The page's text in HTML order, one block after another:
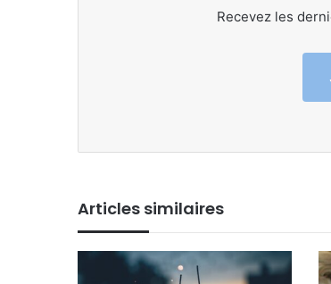
Recevez les
Articles similaires